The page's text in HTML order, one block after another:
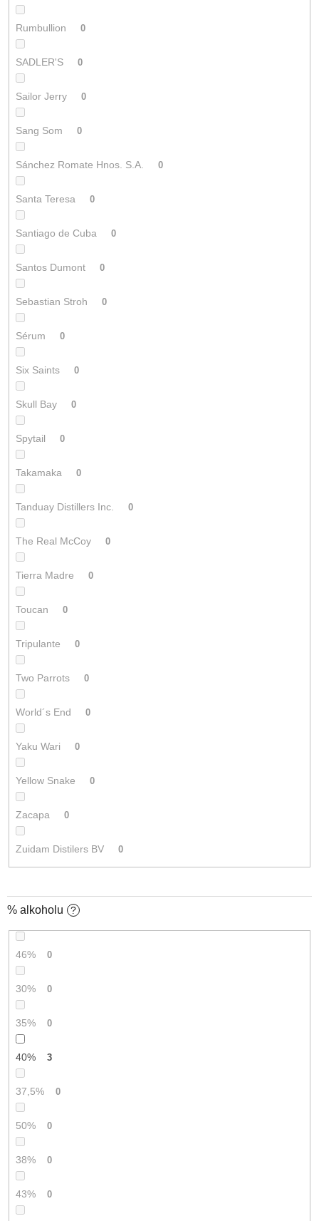
Rumbullion 0
SADLER'S 0
Sailor Jerry 0
Sang Som 0
Sánchez Romate Hnos. S.A. 0
Santa Teresa 0
Santiago de Cuba 0
Santos Dumont 0
Sebastian Stroh 0
Sérum 0
Six Saints 0
Skull Bay 0
Spytail 0
Takamaka 0
Tanduay Distillers Inc. 0
The Real McCoy 0
Tierra Madre 0
Toucan 0
Tripulante 0
Two Parrots 0
World´s End 0
Yaku Wari 0
Yellow Snake 0
Zacapa 0
Zuidam Distilers BV 0
% alkoholu ?
46% 0
30% 0
35% 0
40% 3
37,5% 0
50% 0
38% 0
43% 0